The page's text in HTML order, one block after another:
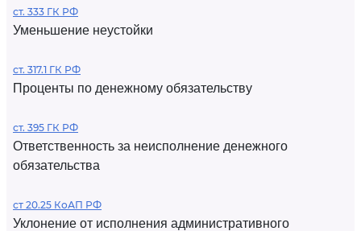
ст. 333 ГК РФ
Уменьшение неустойки
ст. 317.1 ГК РФ
Проценты по денежному обязательству
ст. 395 ГК РФ
Ответственность за неисполнение денежного
обязательства
ст 20.25 КоАП РФ
Уклонение от исполнения административного